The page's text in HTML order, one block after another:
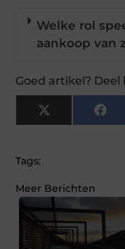
Welke rol
aankoop van
Goed artikel? Deel
X
(Twitter)
Tags:
Meer Berichten